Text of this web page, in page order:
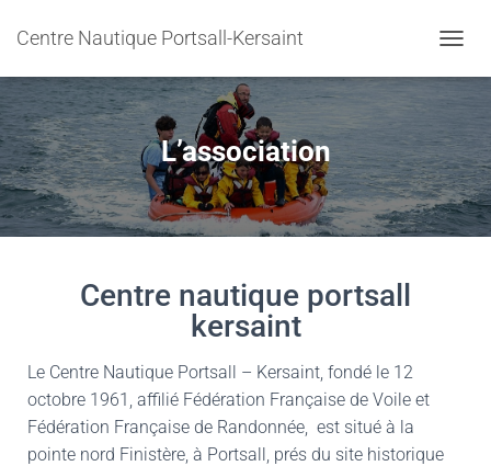
Centre Nautique Portsall-Kersaint
L’association
Centre nautique portsall
kersaint
Le Centre Nautique Portsall – Kersaint, fondé le 12
octobre 1961, affilié Fédération Française de Voile et
Fédération Française de Randonnée, est situé à la
pointe nord Finistère, à Portsall, prés du site historique